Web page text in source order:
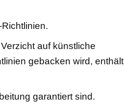
auf künstliche
gebacken wird, enthält
garantiert sind.